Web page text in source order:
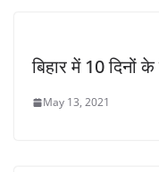
बिहार में 10 दिनों
May 13, 2021